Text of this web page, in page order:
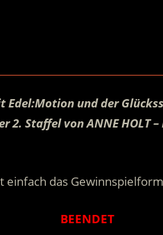
Edel:Motion und der
2. Staffel von ANNE HOLT
das
BEENDET